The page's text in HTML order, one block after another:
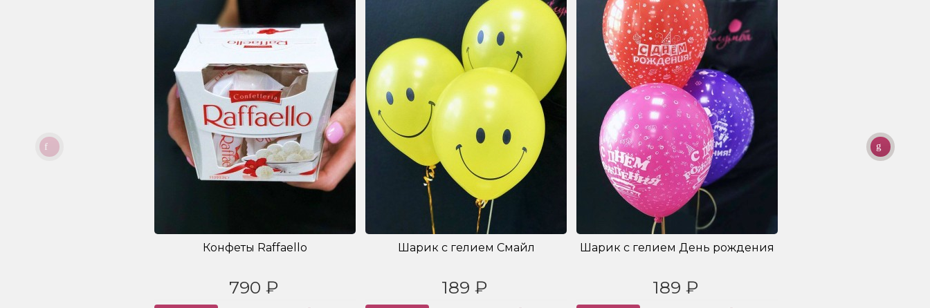
Конфеты Raffaello
790 ₽
Шарик с гелием Смайл
189 ₽
Шарик с гелием День рождения
189 ₽